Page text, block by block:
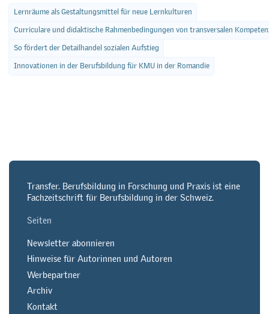
Lernräume als Gestaltungsmittel für neue Lernkulturen
Curriculare und didaktische Rahmenbedingungen von transversalen
So fördert der Detailhandel sozialen Aufstieg
Innovationen in der Berufsbildung für KMU in der Romandie
Transfer. Berufsbildung in Forschung und Praxis ist eine
Fachzeitschrift für Berufsbildung in der Schweiz.
Seiten
Newsletter abonnieren
Hinweise für Autorinnen und Autoren
Werbepartner
Archiv
Kontakt